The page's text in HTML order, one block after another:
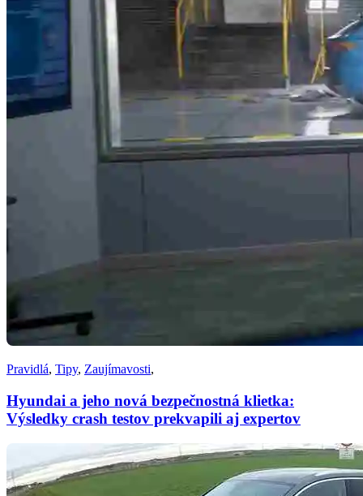
Pravidlá, Tipy, Zaujímavosti,
Hyundai a jeho nová bezpečnostná klietka:
Výsledky crash testov prekvapili aj expertov